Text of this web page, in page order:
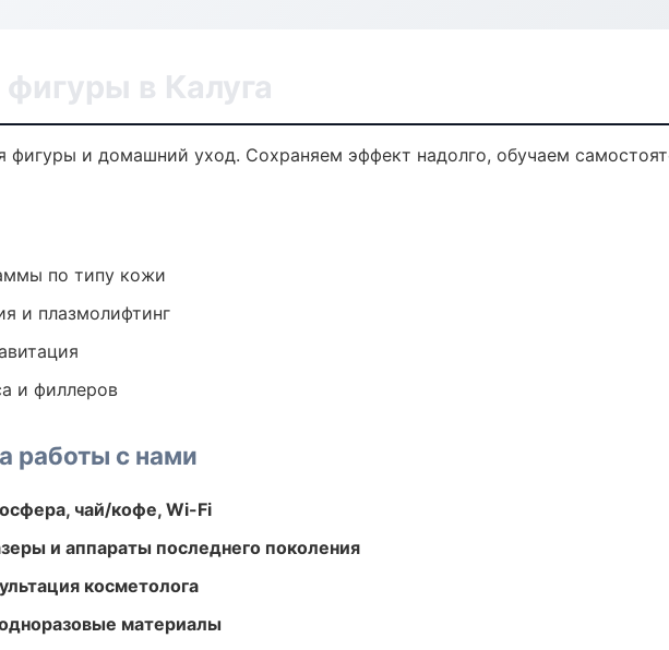
в Калуга
фигуры и домашний уход. Сохраняем эффект надолго, обучаем
по типу кожи
и плазмолифтинг
и филлеров
работы с нами
чай/кофе, Wi-Fi
и аппараты последнего поколения
косметолога
материалы